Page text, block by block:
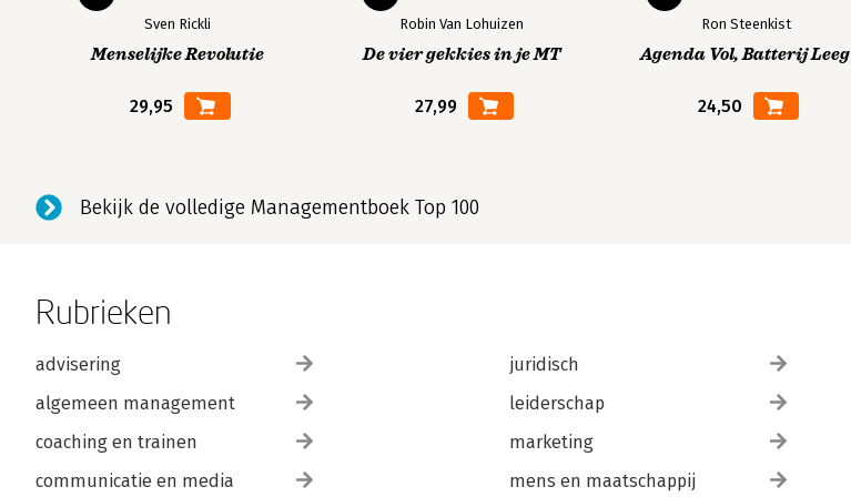
Sven Rickli
Menselijke Revolutie
29,95
Robin Van Lohuizen
De vier gekkies in je MT
27,99
Ron Steenkist
Agenda Vol, Batterij Leeg
24,50
Bekijk de volledige Managementboek Top 100
Rubrieken
advisering
algemeen management
coaching en trainen
communicatie en media
juridisch
leiderschap
marketing
mens en maatschappij